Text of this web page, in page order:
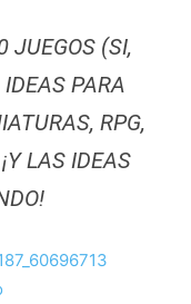
JUEGOS (SI,
PARA
RPG,
LAS IDEAS